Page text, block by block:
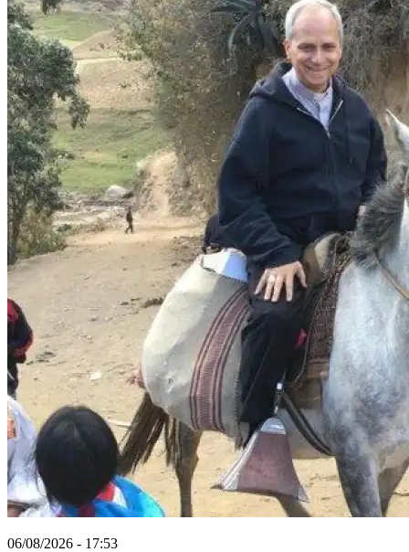
06/08/2026 - 17:53